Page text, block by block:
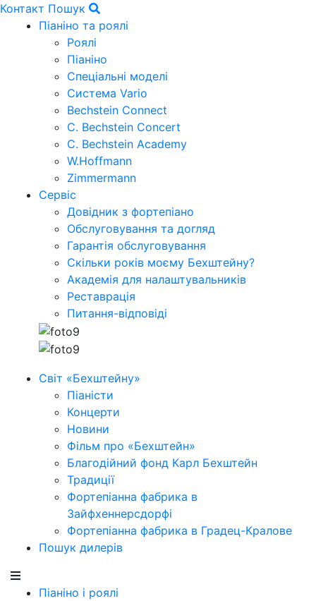
Контакт Пошук
Піаніно та роялі
Роялі
Піаніно
Спеціальні моделі
Система Vario
Bechstein Connect
C. Bechstein Concert
C. Bechstein Academy
W.Hoffmann
Zimmermann
Сервіс
Довідник з фортепіано
Обслуговування та догляд
Гарантія обслуговування
Скільки років моєму Бехштейну?
Академія для налаштувальників
Реставрація
Питання-відповіді
Світ «Бехштейну»
Піаністи
Концерти
Новини
Фільм про «Бехштейн»
Благодійний фонд Карл Бехштейн
Традиції
Фортепіанна фабрика в
Зайфхеннерсдорфi
Фортепіанна фабрика в Градец-Кралове
Пошук дилерів
Піаніно і роялі